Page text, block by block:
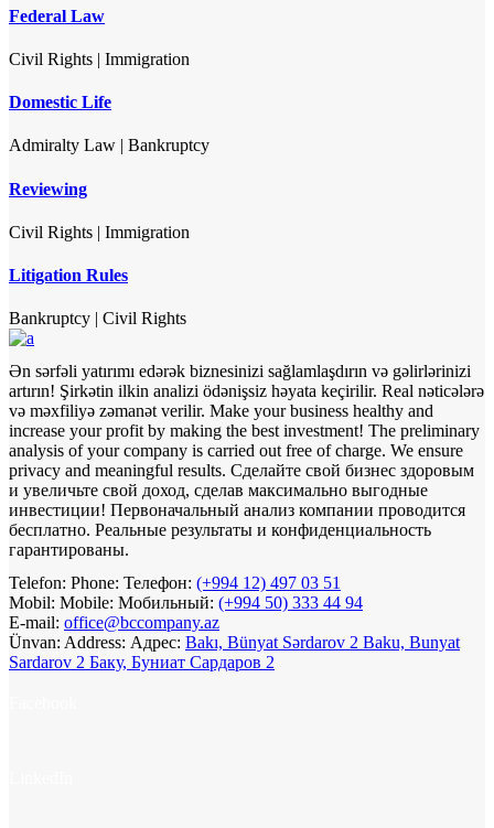
Federal Law
Civil Rights | Immigration
Domestic Life
Admiralty Law | Bankruptcy
Reviewing
Civil Rights | Immigration
Litigation Rules
Bankruptcy | Civil Rights
Ən sərfəli yatırımı edərək biznesinizi sağlamlaşdırın və gəlirlərinizi
artırın! Şirkətin ilkin analizi ödənişsiz həyata keçirilir. Real nəticələrə
və məxfiliyə zəmanət verilir. Make your business healthy and
increase your profit by making the best investment! The preliminary
analysis of your company is carried out free of charge. We ensure
privacy and meaningful results. Сделайте свой бизнес здоровым
и увеличьте свой доход, сделав максимально выгодные
инвестиции! Первоначальный анализ компании проводится
бесплатно. Реальные результаты и конфиденциальность
гарантированы.
Telefon: Phone: Телефон: (+994 12) 497 03 51
Mobil: Mobile: Мобильный: (+994 50) 333 44 94
E-mail: office@bccompany.az
Ünvan: Address: Адрес: Bakı, Bünyat Sərdarov 2 Baku, Bunyat
Sardarov 2 Баку, Буниат Сардаров 2